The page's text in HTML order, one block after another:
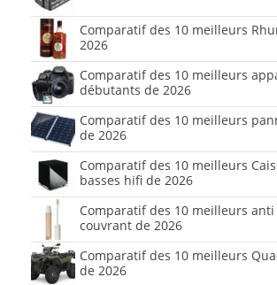
Comparatif des 10 meilleurs
2026
Comparatif des 10 meilleurs
débutants de 2026
Comparatif des 10 meilleurs
de 2026
Comparatif des 10 meilleurs
basses hifi de 2026
Comparatif des 10 meilleurs anti
couvrant de 2026
Comparatif des 10 meilleurs
de 2026